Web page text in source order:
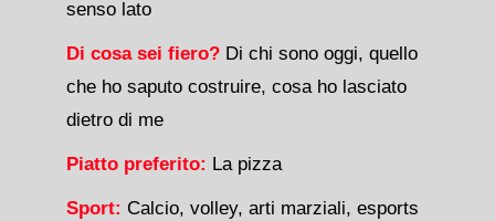
senso lato
Di cosa sei fiero?Di chi sono oggi, quello
che ho saputo costruire, cosa ho lasciato
dietro di me
Piatto preferito: La pizza
Sport: Calcio, volley, arti marziali, esports